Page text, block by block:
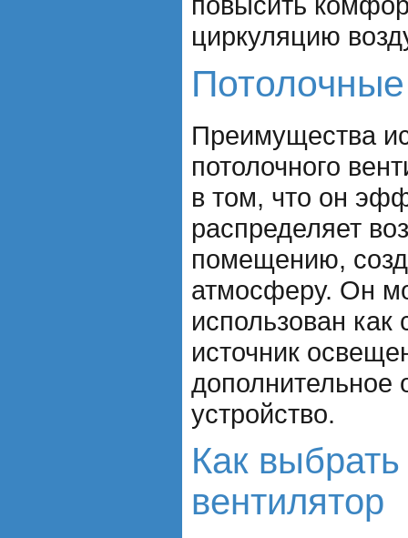
циркуляцию
Преимущества
потолочного
в том, что он
распределяет
помещению,
атмосферу. Он
использован
источник
дополнительное
устройство.
Как
вентилятор